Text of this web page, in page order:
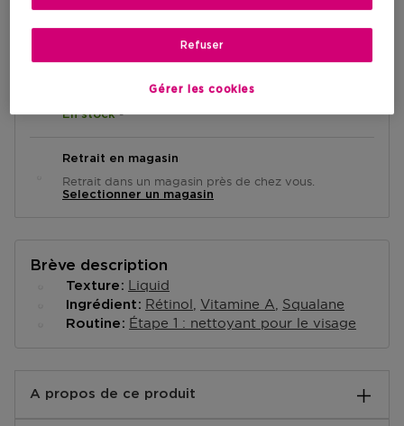
Livraison à domicile
En stock-
Retrait en magasin
Retrait dans un magasin près de chez vous.
Selectionner un magasin
Brève description
Texture Liquid
Ingrédient Rétinol Vitamine A Squalane
Routine Étape 1 : nettoyant pour le visage
A propos de ce produit
Gérer les cookies
Refuser